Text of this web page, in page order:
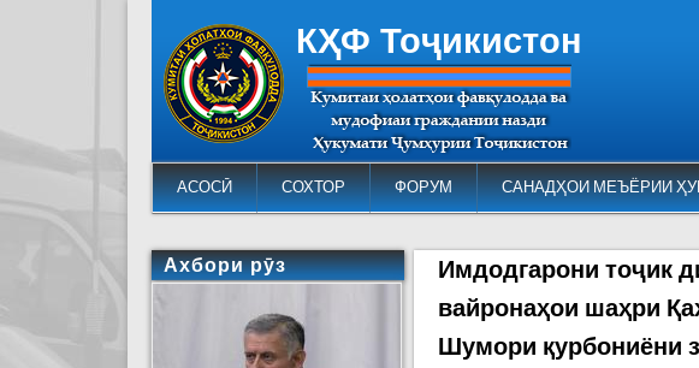
КҲФ Тоҷикистон
АСОСӢ СОХТОР ФОРУМ САНАДҲОИ МЕЪЁРИИ
Имдодгарони тоҷик
вайронаҳои шаҳри
Шумори қурбониёни
Ахбори рӯз